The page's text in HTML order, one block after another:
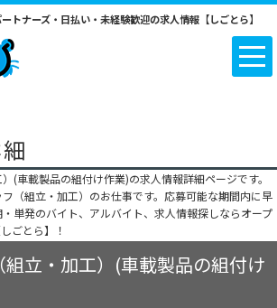
トナーズ・日払い・未経験歓迎の求人情報【しごとら】
(車載製品の組付け作業)の求人情報詳細ページです。
（組立・加工）のお仕事です。応募可能な期間内に早
単発のバイト、アルバイト、求人情報探しならオープ
ごとら】！
立・加工）(車載製品の組付け